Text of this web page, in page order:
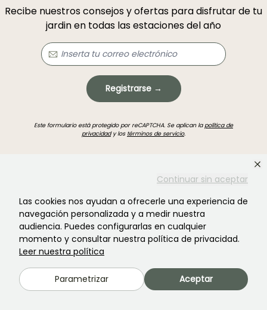
Continuar sin aceptar
Las cookies nos ayudan a ofrecerle una experiencia de
navegación personalizada y a medir nuestra
audiencia. Puedes configurarlas en cualquier
momento y consultar nuestra política de privacidad.
Leer nuestra política
Parametrizar Aceptar
Recibe nuestros consejos y ofertas para disfrutar de tu
jardin en todas las estaciones del año
Registrarse →
Este formulario está protegido por reCAPTCHA. Se aplican lapolítica de
privacidady los términos de servicio.
¿No encontraste lo que buscabas?